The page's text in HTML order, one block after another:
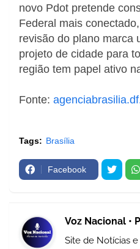
novo Pdot pretende
Federal mais
revisão do plano marca
projeto de cidade para
região tem papel ativo
Fonte:
Tags: Brasília
Facebook
Voz Nacional •
Site de Notícias